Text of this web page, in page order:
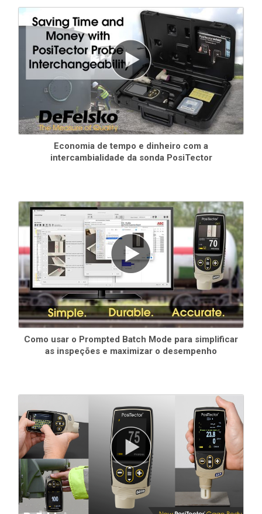
comunicação do setor -standard
Economia de tempo e dinheiro com a
intercambialidade da sonda PosiTector
Como usar o Prompted Batch Mode para simplificar
as inspeções e maximizar o desempenho